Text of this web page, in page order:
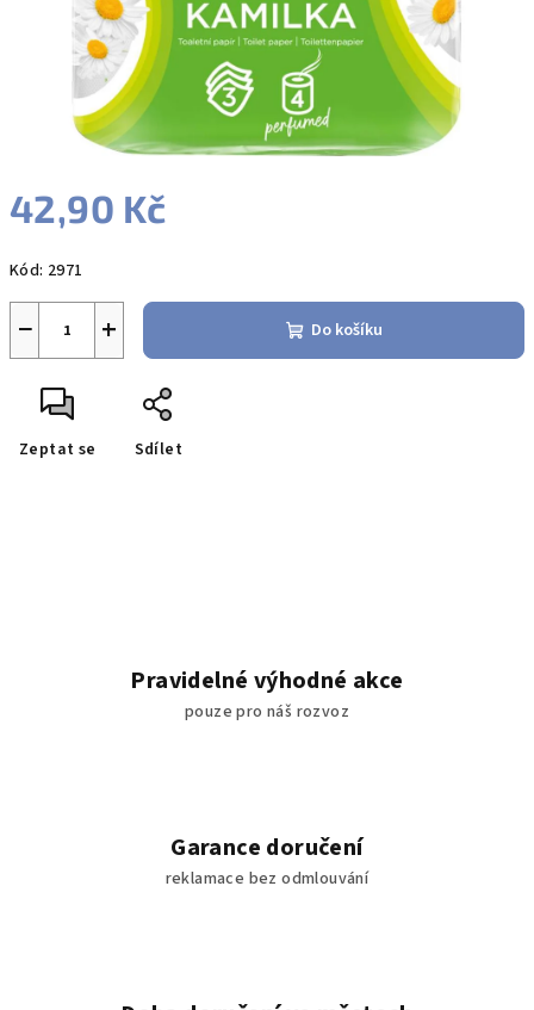
42,90 Kč
cena:
Kód: 2971
+
− Do košíku
Zeptat se Sdílet
Pravidelné výhodné akce
pouze pro náš rozvoz
Garance doručení
reklamace bez odmlouvání